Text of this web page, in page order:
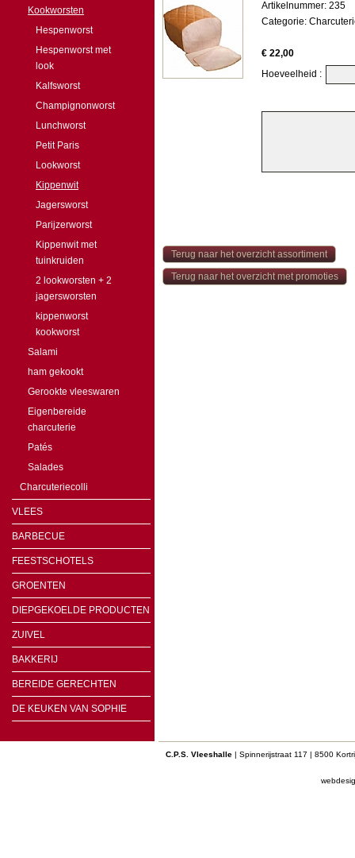
Kookworsten
Hespenworst
Hespenworst met
look
Kalfsworst
Champignonworst
Lunchworst
Petit Paris
Lookworst
Kippenwit
Jagersworst
Parijzerworst
Kippenwit met
tuinkruiden
2 lookworsten + 2
jagersworsten
kippenworst
kookworst
Salami
ham gekookt
Gerookte vleeswaren
Eigenbereide
charcuterie
Patés
Salades
Charcuteriecolli
VLEES
BARBECUE
FEESTSCHOTELS
GROENTEN
DIEPGEKOELDE PRODUCTEN
ZUIVEL
BAKKERIJ
BEREIDE GERECHTEN
DE KEUKEN VAN SOPHIE
Artikelnummer: 235
Categorie:
€ 22,00
Hoeveelheid :
Terug naar het overzicht assortiment
Terug naar het overzicht met promoties
C.P.S. Vleeshalle | Spinnerijstraat 117 | 8500